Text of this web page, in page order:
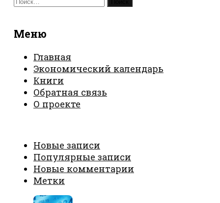
Меню
Главная
Экономический календарь
Книги
Обратная связь
О проекте
Новые записи
Популярные записи
Новые комментарии
Метки